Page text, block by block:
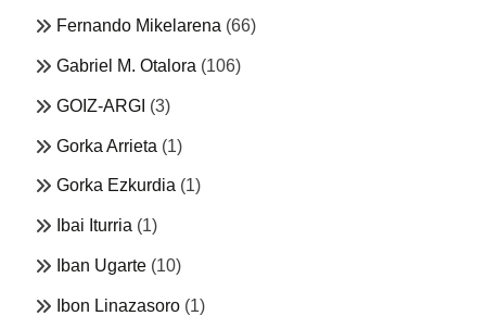
Fernando Mikelarena (66)
Gabriel M. Otalora (106)
GOIZ-ARGI (3)
Gorka Arrieta (1)
Gorka Ezkurdia (1)
Ibai Iturria (1)
Iban Ugarte (10)
Ibon Linazasoro (1)